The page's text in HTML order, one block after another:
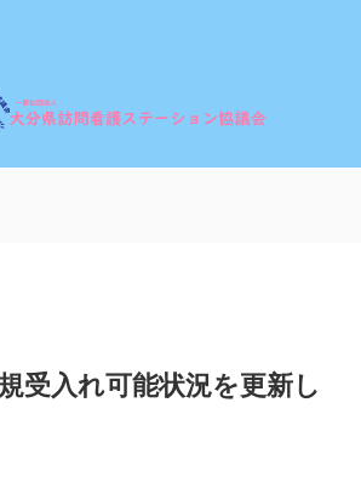
受入れ可能状況を更新し